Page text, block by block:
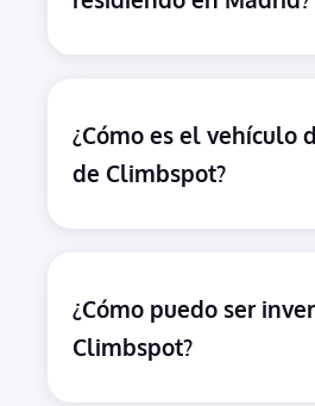
¿Cómo es el vehículo
de Climbspot?
¿Cómo puedo ser
Climbspot?